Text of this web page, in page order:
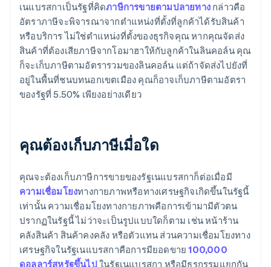
เนแบรสกาเป็นรัฐที่คิดภาษีการขายตามปลายทาง กล่าวคือ
อัตราภาษีจะพิจารณาจากตำแหน่งที่ตั้งที่ลูกค้าได้รับสินค้า
หรือบริการ ไม่ใช่ตำแหน่งที่ตั้งของธุรกิจคุณ หากคุณจัดส่ง
สินค้าที่ต้องเสียภาษีจากโอมาฮาให้กับลูกค้าในลินคอล์น คุณ
ก็จะเก็บภาษีตามอัตรารวมของลินคอล์น แต่ถ้าจัดส่งไปยังที่
อยู่ในพื้นที่ชนบทนอกเขตเมือง คุณก็อาจเก็บภาษีตามอัตรา
ของรัฐที่ 5.50% เพียงอย่างเดียว
คุณต้องเก็บภาษีเมื่อใด
คุณจะต้องเก็บภาษีการขายของรัฐเนแบรสกาก็ต่อเมื่อมี
ความเชื่อมโยงทางกายภาพหรือทางเศรษฐกิจเกิดขึ้นในรัฐนี้
เท่านั้น ความเชื่อมโยงทางกายภาพคือการเข้ามามีตัวตน
ปรากฏในรัฐนี้ ไม่ว่าจะเป็นรูปแบบใดก็ตาม เช่น หน้าร้าน
คลังสินค้า สินค้าคงคลัง หรือตัวแทน ส่วนความเชื่อมโยงทาง
เศรษฐกิจในรัฐเนแบรสกาคือการมียอดขาย100,000
ดอลลาร์สหรัฐขึ้นไปในรัฐเนแบรสกา หรือมีธุรกรรมแยกกัน